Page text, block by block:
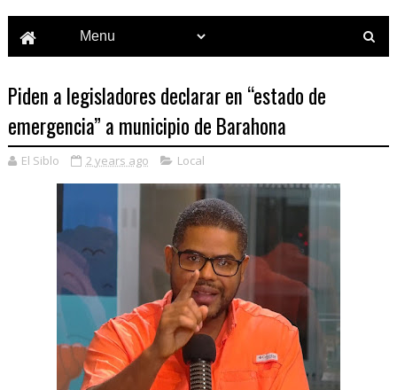
Piden a legisladores declarar en “estado de
emergencia” a municipio de Barahona
El Siblo 2 years ago Local